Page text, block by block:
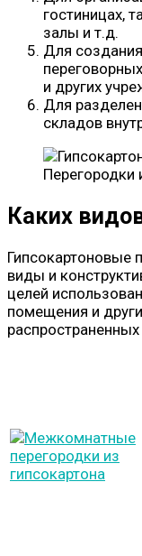
гостиницах,
залы и т.д.
Для
и других
Для
складов
Перегородки
Каких
Гипсокартоновые
виды и
целей
помещения и